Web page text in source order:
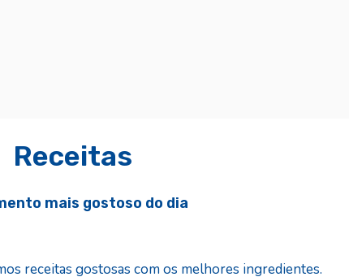
Receitas
mais gostoso do dia
receitas gostosas com os melhores ingredientes.